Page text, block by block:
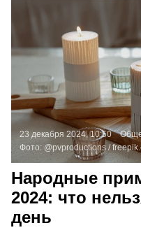
23 декабря 2024, 10:50
Фото: @pvproductions /
Народные
2024: что
день